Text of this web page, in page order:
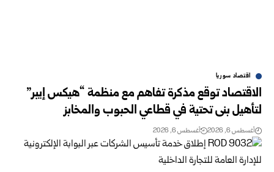
اقتصاد سوريا
الاقتصاد توقع مذكرة تفاهم ‏مع منظمة “هيكس إيبر”
لتأهيل بنى تحتية في قطاعي الحبوب والمخابز
أغسطس 6, 2026 أغسطس 6, 2026